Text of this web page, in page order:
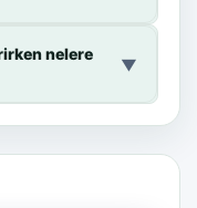
nelere
▼